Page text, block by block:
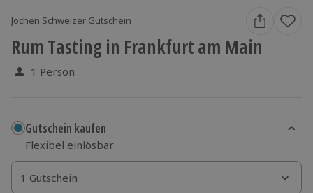
Jochen Schweizer Gutschein
Rum Tasting in Frankfurt am Main
1 Person
Gutschein kaufen
Flexibel einlösbar
1 Gutschein
1 Gutschein
1 Gutschein